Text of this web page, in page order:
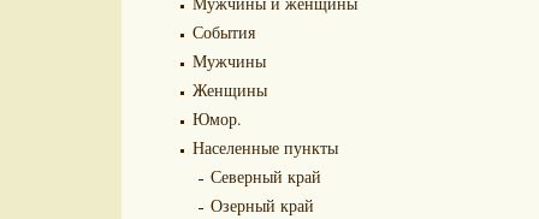
События
Мужчины
Женщины
Юмор.
Населенные пункты
Северный край
Озерный край